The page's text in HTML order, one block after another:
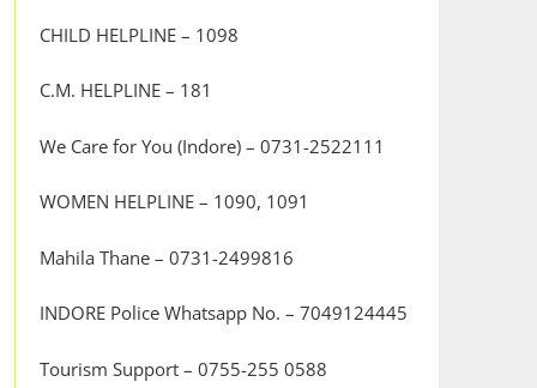
CHILD HELPLINE – 1098
C.M. HELPLINE – 181
We Care for You (Indore) – 0731-2522111
WOMEN HELPLINE – 1090, 1091
Mahila Thane – 0731-2499816
INDORE Police Whatsapp No. – 7049124445
Tourism Support – 0755-255 0588